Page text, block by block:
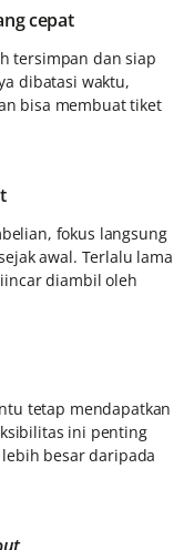
cepat
tersimpan dan siap
dibatasi waktu,
bisa membuat tiket
fokus langsung
awal. Terlalu lama
diambil oleh
tetap mendapatkan
ini penting
besar daripada